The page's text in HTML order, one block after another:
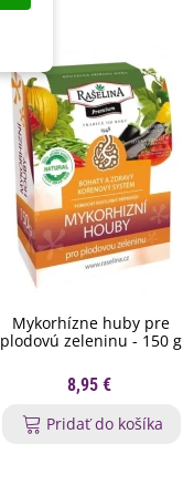
Mykorhízne huby pre
plodovú zeleninu - 150 g
8,95 €
Pridať do košíka